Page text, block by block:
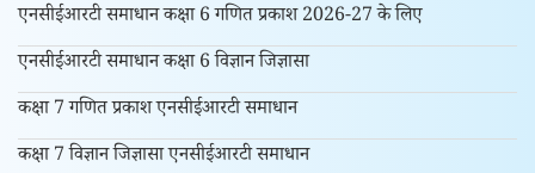
एनसीईआरटी समाधान कक्षा 6 गणित प्रकाश 2026-27 के लिए
एनसीईआरटी समाधान कक्षा 6 विज्ञान जिज्ञासा
कक्षा 7 गणित प्रकाश एनसीईआरटी समाधान
कक्षा 7 विज्ञान जिज्ञासा एनसीईआरटी समाधान